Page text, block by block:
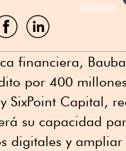
ReadSpeaker
Compartir
por
financiera,
por 400
SixPoint Capital,
su capacidad
digitales y ampliar